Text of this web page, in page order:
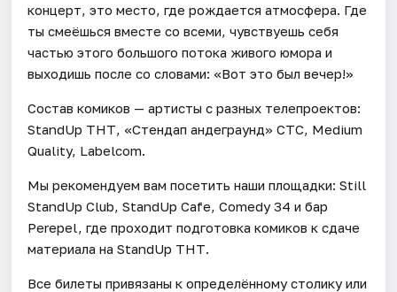
концерт, это место, где рождается атмосфера. Где
ты смеёшься вместе со всеми, чувствуешь себя
частью этого большого потока живого юмора и
выходишь после со словами: «Вот это был вечер!»
Состав комиков — артисты с разных телепроектов:
StandUp ТНТ, «Стендап андеграунд» СТС, Medium
Quality, Labelcom.
Мы рекомендуем вам посетить наши площадки: Still
StandUp Club, StandUp Cafe, Comedy 34 и бар
Perepel, где проходит подготовка комиков к сдаче
материала на StandUp ТНТ.
Все билеты привязаны к определённому столику или